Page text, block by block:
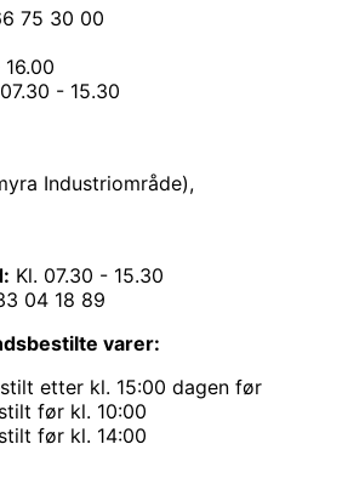
75 30 00
- 15.30
Industriområde),
Kl. 07.30 - 15.30
04 18 89
varer:
etter kl. 15:00 dagen før
før kl. 10:00
før kl. 14:00